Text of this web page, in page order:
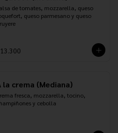
de tomates, mozzarella, queso
queso parmesano y queso
la crema (Mediana)
fresca, mozzarella, tocino,
y cebolla